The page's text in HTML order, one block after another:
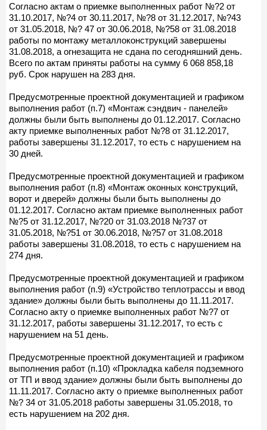
Согласно актам о приемке выполненных работ №?2 от
31.10.2017, №?4 от 30.11.2017, №?8 от 31.12.2017, №?43
от 31.05.2018, №? 47 от 30.06.2018, №?58 от 31.08.2018
работы по монтажу металлоконструкций завершены
31.08.2018, а огнезащита не сдана по сегодняшний день.
Всего по актам приняты работы на сумму 6 068 858,18
руб. Срок нарушен на 283 дня.
Предусмотренные проектной документацией и графиком
выполнения работ (п.7) «Монтаж сэндвич - панелей»
должны были быть выполнены до 01.12.2017. Согласно
акту приемке выполненных работ №?8 от 31.12.2017,
работы завершены 31.12.2017, то есть с нарушением на
30 дней.
Предусмотренные проектной документацией и графиком
выполнения работ (п.8) «Монтаж оконных конструкций,
ворот и дверей» должны были быть выполнены до
01.12.2017. Согласно актам приемке выполненных работ
№?5 от 31.12.2017, №?20 от 31.03.2018 №?37 от
31.05.2018, №?51 от 30.06.2018, №?57 от 31.08.2018
работы завершены 31.08.2018, то есть с нарушением на
274 дня.
Предусмотренные проектной документацией и графиком
выполнения работ (п.9) «Устройство теплотрассы и ввод
здание» должны были быть выполнены до 11.11.2017.
Согласно акту о приемке выполненных работ №?7 от
31.12.2017, работы завершены 31.12.2017, то есть с
нарушением на 51 день.
Предусмотренные проектной документацией и графиком
выполнения работ (п.10) «Прокладка кабеля подземного
от ТП и ввод здание» должны были быть выполнены до
11.11.2017. Согласно акту о приемке выполненных работ
№? 34 от 31.05.2018 работы завершены 31.05.2018, то
есть нарушением на 202 дня.